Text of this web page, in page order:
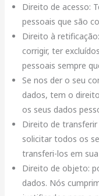
Direito de acesso:
pessoais que são
Direito à
corrigir, ter
pessoais sempre
Se nos der o seu
dados, tem o
os seus dados
Direito de
solicitar todos os
transferi-los em
Direito de objeto:
dados. Nós